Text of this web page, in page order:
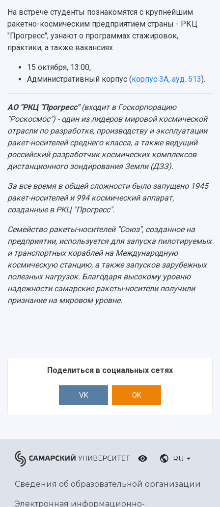
Институты и факультеты
Кафедры
Научные подразделения
Общественные организации
Институт искусственного интеллекта
Инжиниринговый центр
Аграрный карбоновый полигон
Архив
Фирменный стиль
Устойчивое развитие
3D-тур по университету
Музеи
Учебный аэродром
Центр истории авиационных двигателей
Ботанический сад
Умный дом бабочек
Международный межвузовский кампус
Сведения об образовательной организации
Официальные документы
Просветительский проект "Одержимы
Тестирование иностранных граждан на
знание русского языка, истории России и
основ законодательства РФ
Платные образовательные услуги
Скидки на обучение
Подготовительные курсы
Библиотека
Видеолекции
Противодействие COVID-19
Структурная схема управления научно-
исследовательской деятельностью
Материальная база
Подразделения научного обслуживания
Результаты научно-исследовательской
деятельности
Конкурсы научных проектов и грантов
Областной конкурс "Молодой учёный"
Отчеты о научно-исследовательской
деятельности
Журналы Самарского университета
Научные конференции
Публикации и издания
Отчеты о проведенных конференциях
На встрече студенты познакомятся с крупнейшим
ракетно-космическим предприятием страны - РКЦ
"Прогресс", узнают о программах стажировок,
практики, а также вакансиях.
15 октября, 13:00,
Административный корпус (корпус 3А, ауд. 513).
АО "РКЦ "Прогресс"(входит в Госкорпорацию
"Роскосмос") - один из лидеров мировой космической
отрасли по разработке, производству и эксплуатации
ракет-носителей среднего класса, а также ведущий
российский разработчик космических комплексов
дистанционного зондирования Земли (ДЗЗ).
За все время в общей сложности было запущено 1945
ракет-носителей и 994 космический аппарат,
созданные в РКЦ "Прогресс".
Семейство ракеты-носителей "Союз", созданное на
предприятии, используется для запуска пилотируемых
и транспортных кораблей на Международную
космическую станцию, а также запусков зарубежных
полезных нагрузок. Благодаря высокому уровню
надежности самарские ракеты-носители получили
признание на мировом уровне.
Поделиться в социальных сетях
VK OK
RU
Сведения об образовательной организации
Электронная информационно-